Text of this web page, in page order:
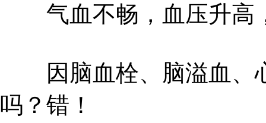
气血不畅，血压升高
因脑血栓、脑溢血、
吗？错！